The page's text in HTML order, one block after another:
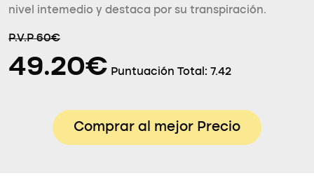
nivel intemedio y destaca por su transpiración.
P.V.P 60€
49.20€ Puntuación Total: 7.42
Comprar al mejor Precio